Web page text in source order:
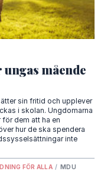
mående
sin fritid och upplever
i skolan. Ungdomarna
dem att ha en
hur de ska spendera
inte
FÖR ALLA / MDU